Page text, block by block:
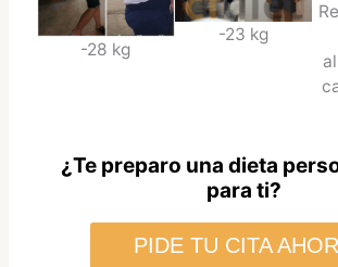
-28 kg
-23 kg
¿Te preparo una dieta
para ti?
PIDE TU CITA